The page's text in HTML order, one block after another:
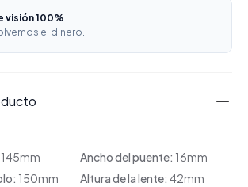
visión 100%
el dinero.
145mm Ancho del puente: 16mm
150mm Altura de la lente: 42mm